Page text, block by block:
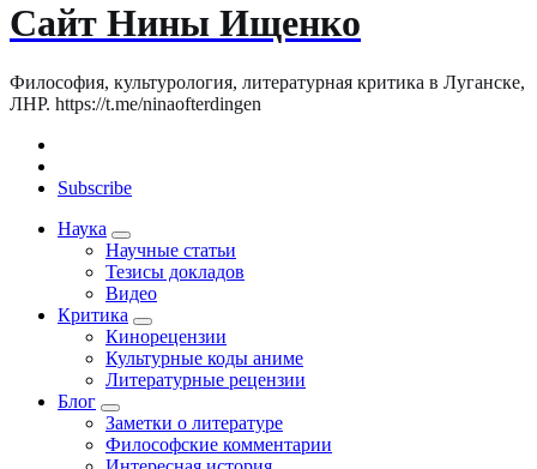
Сайт Нины Ищенко
Философия, культурология, литературная критика в Луганске,
ЛНР. https://t.me/ninaofterdingen
Subscribe
Наука
Научные статьи
Тезисы докладов
Видео
Критика
Кинорецензии
Культурные коды аниме
Литературные рецензии
Блог
Заметки о литературе
Философские комментарии